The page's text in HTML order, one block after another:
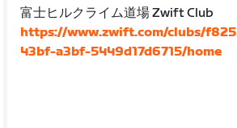
富士ヒルクライム道場 Zwift Club
https://www.zwift.com/clubs/
43bf-a3bf-5449d17d6715/home